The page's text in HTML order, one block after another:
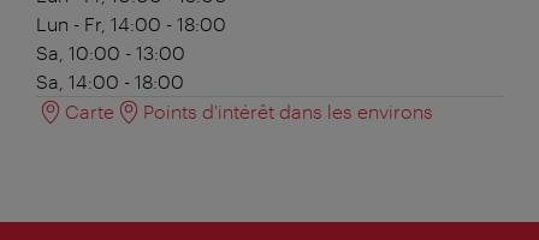
Lun - Fr, 14:00 - 18:00
Sa, 10:00 - 13:00
Sa, 14:00 - 18:00
Carte
Points d'intérêt dans les environs